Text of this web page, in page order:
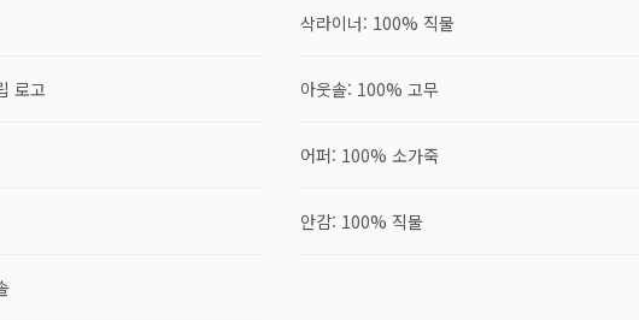
로고
삭라이너: 100% 직물
아웃솔: 100% 고무
어퍼: 100% 소가죽
안감: 100% 직물